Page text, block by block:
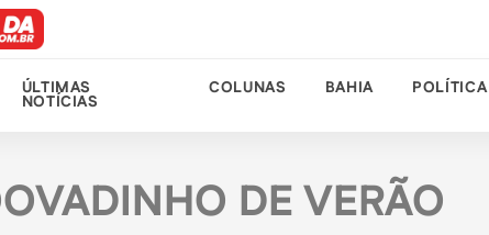
ÚLTIMAS
NOTÍCIAS
COLUNAS BAHIA POLÍTICA
DE VERÃO